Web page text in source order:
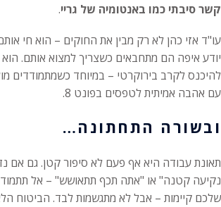
קשר סיבתי כמו באנטומיה של גריי.
עו"ד אזי כהן לא רק מבין את החוקים – הוא חי
יודע איפה הם מתחבאים כשצריך למצוא אותם.
להיכנס לקרב בירוקרטי – במיוחד כשמתמודדים
עם אהבה אמיתית לטפסים בפונט 8.
ובשורה התחתונה…
תאונת עבודה היא אף פעם לא סיפור קטן. גם אם
נקיעה קטנה" או "אתה תכף תתאושש" – אל
שלכם קיימות – אבל לא מתגשמות לבד. הביטוח